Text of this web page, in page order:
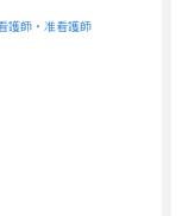
護師・准看護師